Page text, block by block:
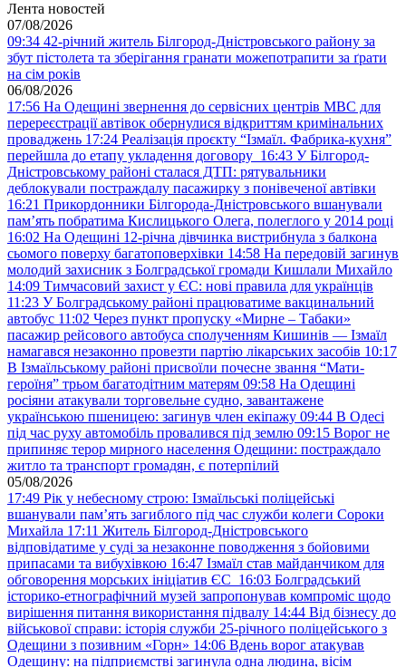
Лента новостей
07/08/2026
09:34 42-річний житель Білгород-Дністровського району за
збут пістолета та зберігання гранати можепотрапити за ґрати
на сім років
06/08/2026
17:56 На Одещині звернення до сервісних центрів МВС для
перереєстрації автівок обернулися відкриттям кримінальних
проваджень 17:24 Реалізація проєкту “Ізмаїл. Фабрика-кухня”
перейшла до етапу укладення договору 16:43 У Білгород-
Дністровському районі сталася ДТП: рятувальники
деблокували постраждалу пасажирку з понівеченої автівки
16:21 Прикордонники Білгорода-Дністровського вшанували
пам’ять побратима Кислицького Олега, полеглого у 2014 році
16:02 На Одещині 12-річна дівчинка вистрибнула з балкона
сьомого поверху багатоповерхівки 14:58 На передовій загинув
молодий захисник з Болградської громади Кишлали Михайло
14:09 Тимчасовий захист у ЄС: нові правила для українців
11:23 У Болградському районі працюватиме вакцинальний
автобус 11:02 Через пункт пропуску «Мирне – Табаки»
пасажир рейсового автобуса сполученням Кишинів — Ізмаїл
намагався незаконно провезти партію лікарських засобів 10:17
В Ізмаїльському районі присвоїли почесне звання “Мати-
героїня” трьом багатодітним матерям 09:58 На Одещині
росіяни атакували торговельне судно, завантажене
українською пшеницею: загинув член екіпажу 09:44 В Одесі
під час руху автомобіль провалився під землю 09:15 Ворог не
припиняє терор мирного населення Одещини: постраждало
житло та транспорт громадян, є потерпілий
05/08/2026
17:49 Рік у небесному строю: Ізмаїльські поліцейські
вшанували пам’ять загиблого під час служби колеги Сороки
Михайла 17:11 Житель Білгород-Дністровського
відповідатиме у суді за незаконне поводження з бойовими
припасами та вибухівкою 16:47 Ізмаїл став майданчиком для
обговорення морських ініціатив ЄС 16:03 Болградський
історико-етнографічний музей запропонував компроміс щодо
вирішення питання використання підвалу 14:44 Від бізнесу до
військової справи: історія служби 25-річного поліцейського з
Одещини з позивним «Горн» 14:06 Вдень ворог атакував
Одещину: на підприємстві загинула одна людина, вісім